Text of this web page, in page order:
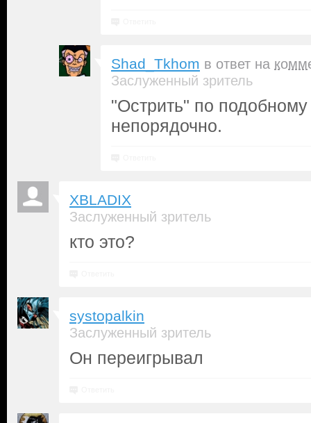
Shad_Tkhom в ответ на
Заслуженный зритель
"Острить" по
непорядочно.
XBLADIX
Заслуженный зритель
кто это?
systopalkin
Заслуженный зритель
Он переигрывал